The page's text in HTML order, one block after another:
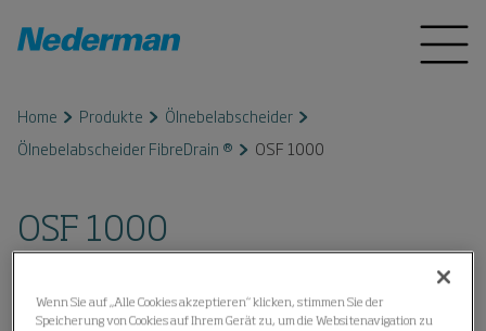
Home Produkte
Ölnebelabscheider
Ölnebelabscheider FibreDrain ®
OSF 1000
OSF 1000
Wenn Sie auf „Alle Cookies akzeptieren“ klicken, stimmen Sie der
Speicherung von Cookies auf Ihrem Gerät zu, um die Websitenavigation zu